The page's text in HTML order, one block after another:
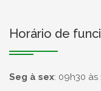
Horário de
Seg à sex: 09h30 às